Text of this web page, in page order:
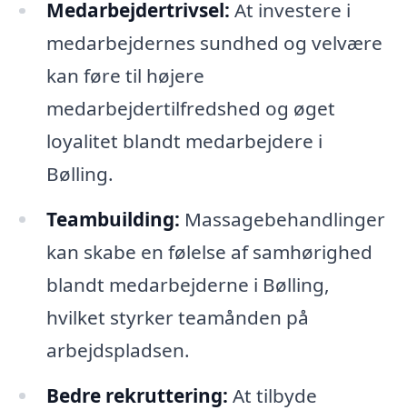
Medarbejdertrivsel: At investere i
medarbejdernes sundhed og velvære
kan føre til højere
medarbejdertilfredshed og øget
loyalitet blandt medarbejdere i
Bølling.
Teambuilding: Massagebehandlinger
kan skabe en følelse af samhørighed
blandt medarbejderne i Bølling,
hvilket styrker teamånden på
arbejdspladsen.
Bedre rekruttering: At tilbyde